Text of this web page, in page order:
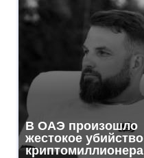
В ОАЭ произошло
жестокое убийство
криптомиллионера